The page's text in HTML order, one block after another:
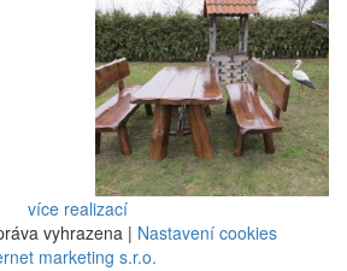
více realizací
vyhrazena | Nastavení cookies
marketing s.r.o.